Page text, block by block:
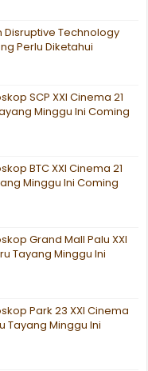
Technology
Perlu Diketahui
SCP XXI Cinema 21
Minggu Ini Coming
BTC XXI Cinema 21
Minggu Ini Coming
Grand Mall Palu XXI
Tayang Minggu Ini
Park 23 XXI Cinema
Tayang Minggu Ini